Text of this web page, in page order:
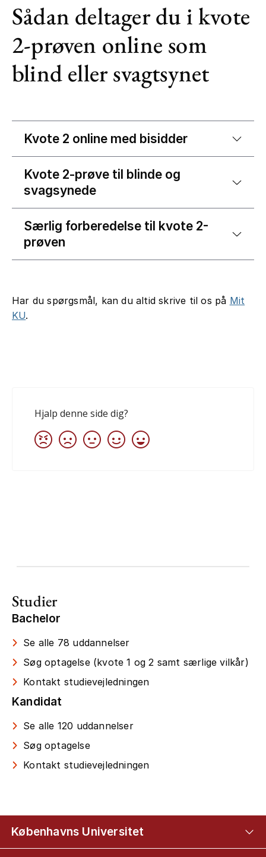
Sådan deltager du i kvote
2-prøven online som
blind eller svagtsynet
Kvote 2 online med bisidder
Kvote 2-prøve til blinde og
svagsynede
Særlig forberedelse til kvote 2-
prøven
Har du spørgsmål, kan du altid skrive til os på Mit
KU.
Studier
Bachelor
Se alle 78 uddannelser
Søg optagelse (kvote 1 og 2 samt særlige vilkår)
Kontakt studievejledningen
Kandidat
Se alle 120 uddannelser
Søg optagelse
Kontakt studievejledningen
Københavns Universitet